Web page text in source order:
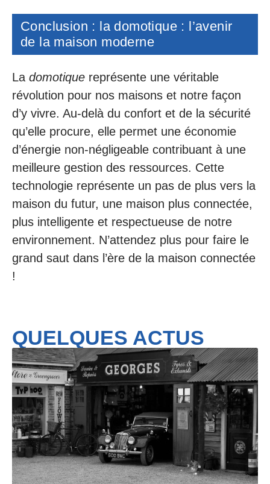
Conclusion : la domotique : l’avenir
de la maison moderne
La domotique représente une véritable
révolution pour nos maisons et notre façon
d’y vivre. Au-delà du confort et de la sécurité
qu’elle procure, elle permet une économie
d’énergie non-négligeable contribuant à une
meilleure gestion des ressources. Cette
technologie représente un pas de plus vers la
maison du futur, une maison plus connectée,
plus intelligente et respectueuse de notre
environnement. N’attendez plus pour faire le
grand saut dans l’ère de la maison connectée
!
QUELQUES ACTUS